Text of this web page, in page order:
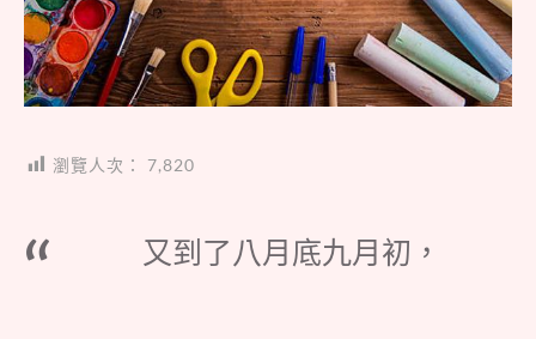
瀏覽人次： 7,820
又到了八月底九月初，